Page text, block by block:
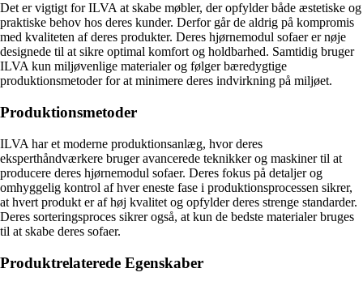
Det er vigtigt for ILVA at skabe møbler, der opfylder både æstetiske og
praktiske behov hos deres kunder. Derfor går de aldrig på kompromis
med kvaliteten af deres produkter. Deres hjørnemodul sofaer er nøje
designede til at sikre optimal komfort og holdbarhed. Samtidig bruger
ILVA kun miljøvenlige materialer og følger bæredygtige
produktionsmetoder for at minimere deres indvirkning på miljøet.
Produktionsmetoder
ILVA har et moderne produktionsanlæg, hvor deres
eksperthåndværkere bruger avancerede teknikker og maskiner til at
producere deres hjørnemodul sofaer. Deres fokus på detaljer og
omhyggelig kontrol af hver eneste fase i produktionsprocessen sikrer,
at hvert produkt er af høj kvalitet og opfylder deres strenge standarder.
Deres sorteringsproces sikrer også, at kun de bedste materialer bruges
til at skabe deres sofaer.
Produktrelaterede Egenskaber